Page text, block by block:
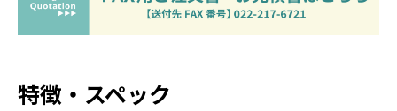
特徴・スペック